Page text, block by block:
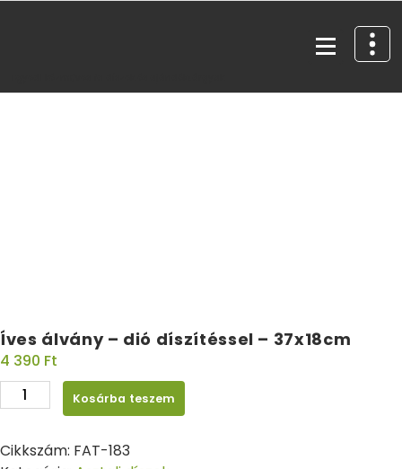
Íves álvány – dió díszítéssel – 37x18cm
4 390 Ft
Kosárba teszem
Cikkszám: FAT-183